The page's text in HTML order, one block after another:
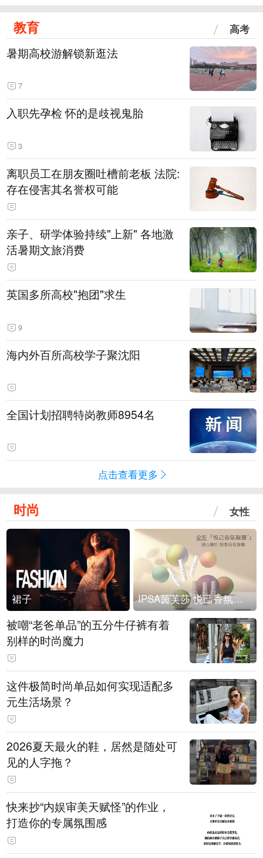
教育 高考
暑期高校游解锁新逛法
7
入职先孕检 怀的是歧视鬼胎
3
离职员工在朋友圈吐槽前老板 法院:
存在侵害其名誉权可能
亲子、研学体验持续"上新" 各地激
活暑期文旅消费
英国多所高校"抱团"求生
9
海内外百所高校学子聚沈阳
全国计划招聘特岗教师8954名
点击查看更多
时尚 女性
裙子 IPSA茵芙莎 悦己香氛凝露上市
被嘲“老爸单品”的五分牛仔裤有着
别样的时尚魔力
这件极简时尚单品如何实现适配多
元生活场景？
2026夏天最火的鞋，居然是随处可
见的人字拖？
快来抄“内娱审美天赋怪”的作业，
打造你的专属氛围感